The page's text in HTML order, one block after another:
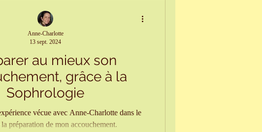
au mieux son
grâce à la
Sophrologie
vécue avec Anne-Charlotte dans le
la préparation de mon accouchement.
Anne-Charlotte
13 sept. 2024